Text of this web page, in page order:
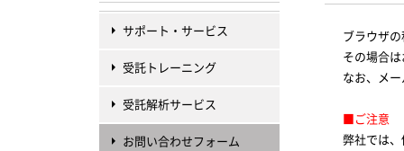
サポート・サービス
受託トレーニング
受託解析サービス
お問い合わせフォーム
ブラウザ
その場合
なお、メ
■ご注意
弊社では